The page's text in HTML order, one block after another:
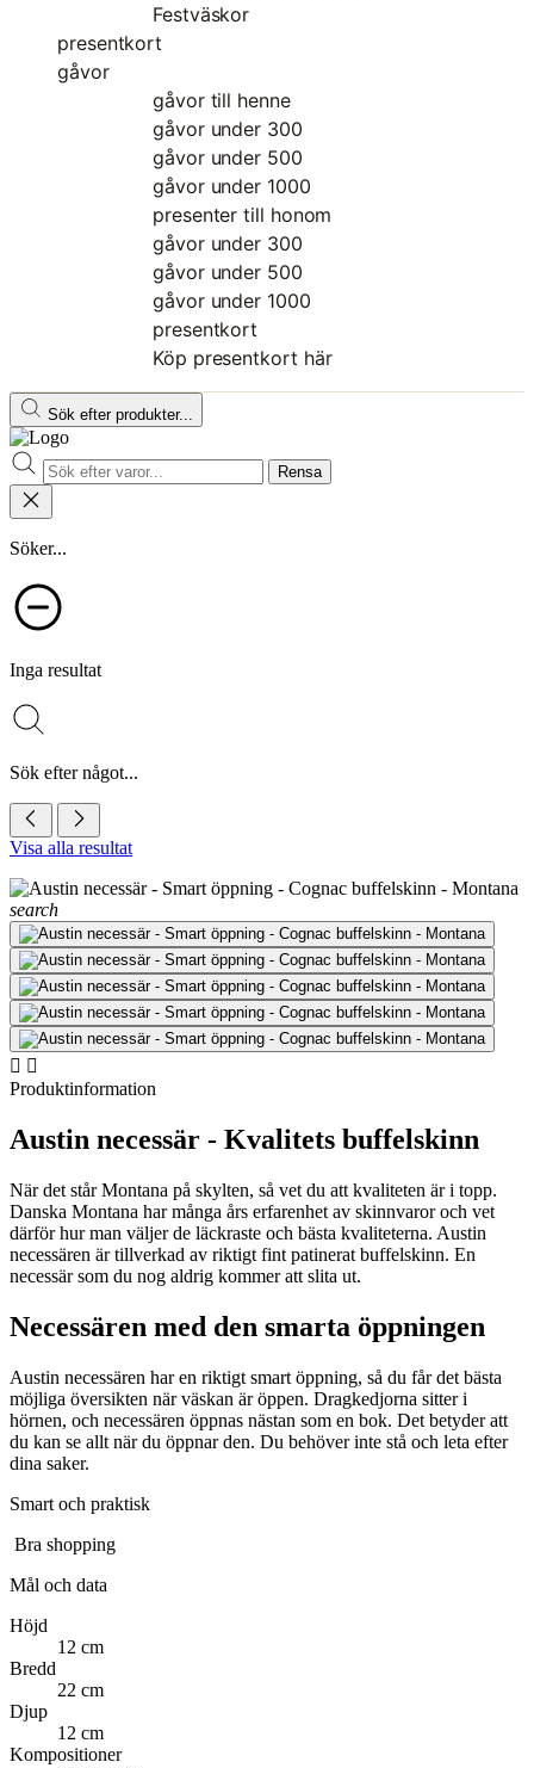
Festväskor
presentkort
gåvor
gåvor till henne
gåvor under 300
gåvor under 500
gåvor under 1000
presenter till honom
gåvor under 300
gåvor under 500
gåvor under 1000
presentkort
Köp presentkort här
Sök efter produkter...
Rensa
Söker...
Inga resultat
Sök efter något...
Visa alla resultat
search
 
Produktinformation
Austin necessär - Kvalitets buffelskinn
När det står Montana på skylten, så vet du att kvaliteten är i topp.
Danska Montana har många års erfarenhet av skinnvaror och vet
därför hur man väljer de läckraste och bästa kvaliteterna. Austin
necessären är tillverkad av riktigt fint patinerat buffelskinn. En
necessär som du nog aldrig kommer att slita ut.
Necessären med den smarta öppningen
Austin necessären har en riktigt smart öppning, så du får det bästa
möjliga översikten när väskan är öppen. Dragkedjorna sitter i
hörnen, och necessären öppnas nästan som en bok. Det betyder att
du kan se allt när du öppnar den. Du behöver inte stå och leta efter
dina saker.
Smart och praktisk
Bra shopping
Mål och data
Höjd
12 cm
Bredd
22 cm
Djup
12 cm
Kompositioner